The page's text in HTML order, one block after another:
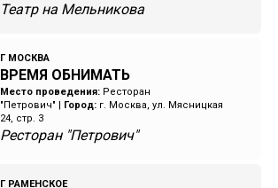
Театр на Мельникова
Г МОСКВА
ВРЕМЯ ОБНИМАТЬ
Место проведения: Ресторан
"Петрович"
Город: г. Москва, ул. Мясницкая
24, стр. 3
Ресторан "Петрович"
Г РАМЕНСКОЕ